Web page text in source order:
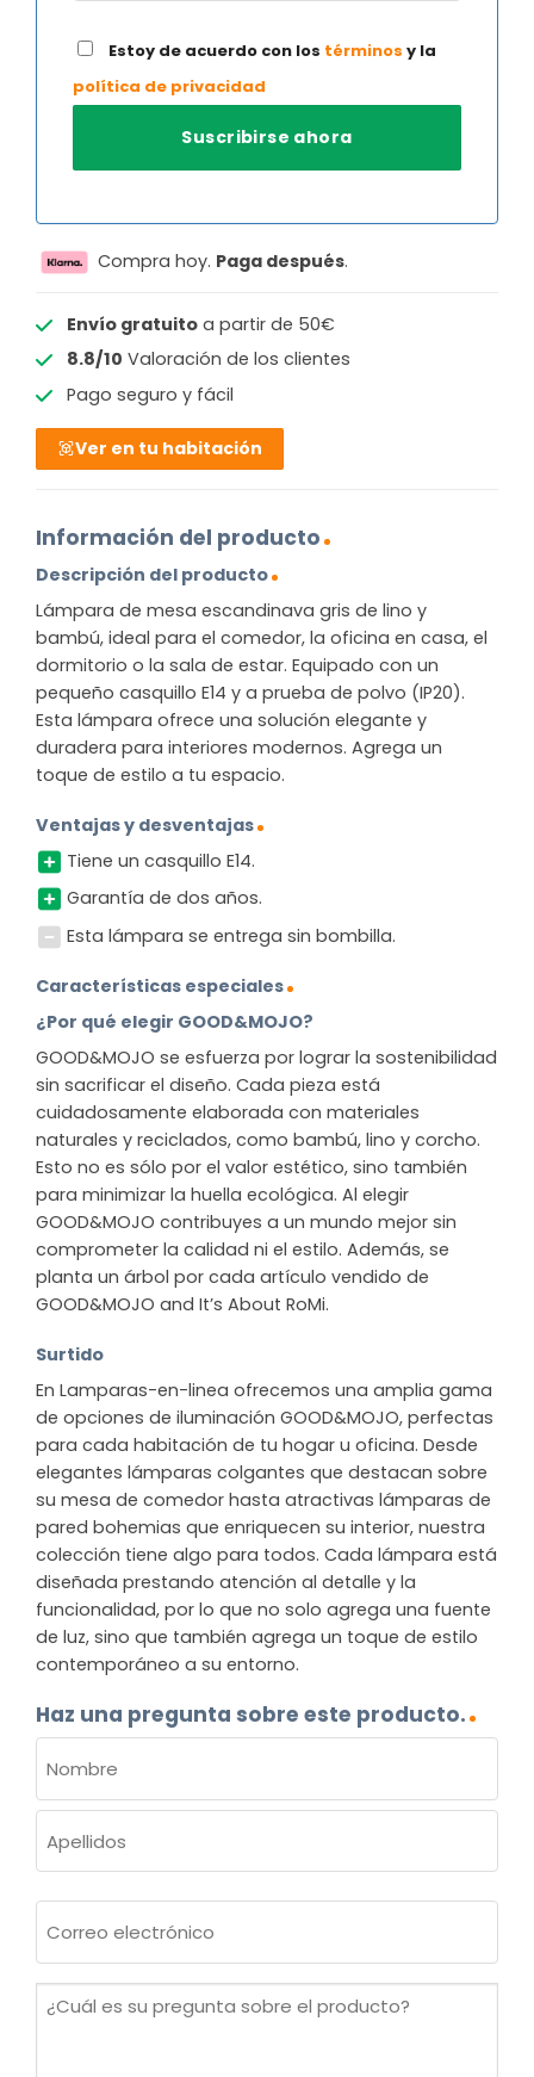
Estoy de acuerdo con los términos y la
política de privacidad
Compra hoy. Paga después.
Envío gratuitoa partir de 50€
8.8/10 Valoración de los clientes
Pago seguro y fácil
Ver en tu habitación
Información del producto
Descripción del producto
Lámpara de mesa escandinava gris de lino y
bambú, ideal para el comedor, la oficina en casa, el
dormitorio o la sala de estar. Equipado con un
pequeño casquillo E14 y a prueba de polvo (IP20).
Esta lámpara ofrece una solución elegante y
duradera para interiores modernos. Agrega un
toque de estilo a tu espacio.
Ventajas y desventajas
Tiene un casquillo E14.
Garantía de dos años.
Esta lámpara se entrega sin bombilla.
Características especiales
¿Por qué elegir GOOD&MOJO?
GOOD&MOJO se esfuerza por lograr la sostenibilidad
sin sacrificar el diseño. Cada pieza está
cuidadosamente elaborada con materiales
naturales y reciclados, como bambú, lino y corcho.
Esto no es sólo por el valor estético, sino también
para minimizar la huella ecológica. Al elegir
GOOD&MOJO contribuyes a un mundo mejor sin
comprometer la calidad ni el estilo. Además, se
planta un árbol por cada artículo vendido de
GOOD&MOJO and It’s About RoMi.
Surtido
En Lamparas-en-linea ofrecemos una amplia gama
de opciones de iluminación GOOD&MOJO, perfectas
para cada habitación de tu hogar u oficina. Desde
elegantes lámparas colgantes que destacan sobre
su mesa de comedor hasta atractivas lámparas de
pared bohemias que enriquecen su interior, nuestra
colección tiene algo para todos. Cada lámpara está
diseñada prestando atención al detalle y la
funcionalidad, por lo que no solo agrega una fuente
de luz, sino que también agrega un toque de estilo
contemporáneo a su entorno.
Haz una pregunta sobre este producto.
(OBLIGATORIO)
Nombre
electrónico
¿Cuál